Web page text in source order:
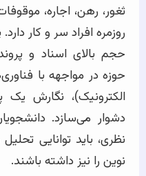
ثغور، رهن، اجاره،
روزمره افراد سر و کار
حجم بالای اسناد و
حوزه در مواجهه با
الکترونیک)، نگارش یک
دشوار می‌سازد.
نظری، باید توانایی
نوین را نیز داشته باشند.